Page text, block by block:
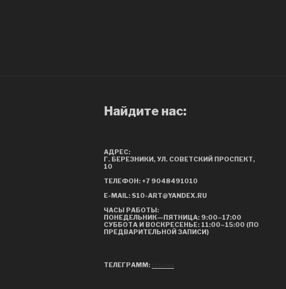
Найдите нас:
АДРЕС:
Г. БЕРЕЗНИКИ, УЛ. СОВЕТСКИЙ ПРОСПЕКТ,
10
ТЕЛЕФОН:+7 9048491010
E-MAIL:S10-ART@YANDEX.RU
ЧАСЫ РАБОТЫ:
ПОНЕДЕЛЬНИК—ПЯТНИЦА: 9:00–17:00
СУББОТА И ВОСКРЕСЕНЬЕ: 11:00–15:00 (ПО
ПРЕДВАРИТЕЛЬНОЙ ЗАПИСИ)
ТЕЛЕГРАММ: